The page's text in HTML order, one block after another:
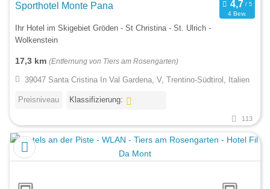
Sporthotel Monte Pana
4 Bew.
Ihr Hotel im Skigebiet Gröden - St Christina - St. Ulrich -
Wolkenstein
17,3 km (Entfernung von Tiers am Rosengarten)
39047 Santa Cristina In Val Gardena, V, Trentino-Südtirol, Italien
Preisniveau Klassifizierung:
113